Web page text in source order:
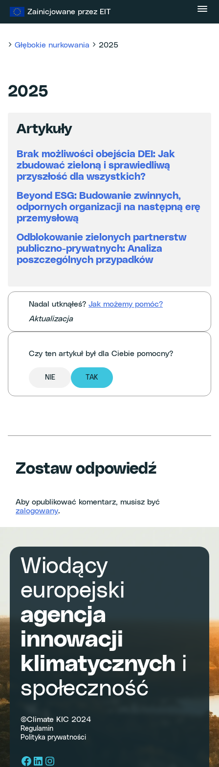
Zainicjowane przez EIT
Głębokie nurkowania 2025
2025
Artykuły
Brak możliwości obejścia DEI: Jak
zbudować zieloną i sprawiedliwą
przyszłość dla wszystkich?
Beyond ESG: Budowanie zwinnych,
odpornych organizacji na następną erę
przemysłową
Odblokowanie zielonych partnerstw
publiczno-prywatnych: Analiza
poszczególnych przypadków
Nadal utknąłeś? Jak możemy pomóc?
Aktualizacja
Czy ten artykuł był dla Ciebie pomocny?
NIE TAK
Zostaw odpowiedź
Aby opublikować komentarz, musisz być
zalogowany.
Wiodący
europejski
agencja
innowacji
klimatycznych i
społeczność
©Climate KIC 2024
Regulamin
Polityka prywatności
Facebook
LinkedIn
Instagram